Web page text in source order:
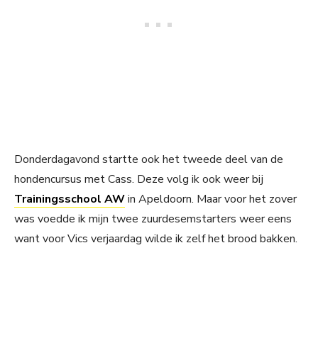
Donderdagavond startte ook het tweede deel van de
hondencursus met Cass. Deze volg ik ook weer bij
Trainingsschool AWin Apeldoorn. Maar voor het zover
was voedde ik mijn twee zuurdesemstarters weer eens
want voor Vics verjaardag wilde ik zelf het brood bakken.